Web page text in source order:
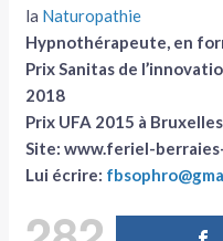
la Naturopathie
Hypnothérapeute, en
Prix Sanitas de
2018
Prix UFA 2015 à Bruxelles
Site: www.feriel-
Lui écrire: